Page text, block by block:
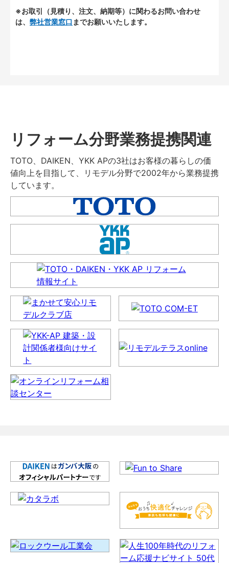
※お取引（見積り、注文、納期等）に関わるお問い合わせ
は、 弊社営業窓口 までお願いいたします。
リフォーム分野業務提携関連
TOTO、DAIKEN、YKK APの3社はお客様の暮らしの価
値向上を目指して、リモデル分野で2002年から業務提携
しています。